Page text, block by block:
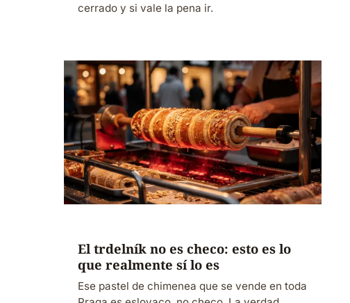
cerrado y si vale la pena ir.
El trdelník no es checo: esto es lo
que realmente sí lo es
Ese pastel de chimenea que se vende en toda